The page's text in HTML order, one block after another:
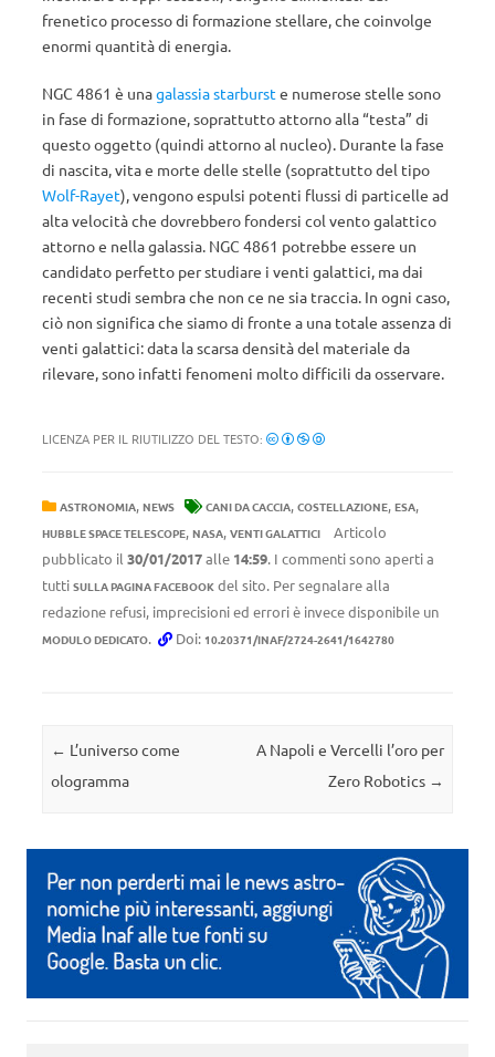
frenetico processo di formazione stellare, che coinvolge
enormi quantità di energia.
NGC 4861 è unagalassia starburst e numerose stelle sono
in fase di formazione, soprattutto attorno alla “testa” di
questo oggetto (quindi attorno al nucleo). Durante la fase
di nascita, vita e morte delle stelle (soprattutto del tipo
Wolf-Rayet), vengono espulsi potenti flussi di particelle ad
alta velocità che dovrebbero fondersi col vento galattico
attorno e nella galassia. NGC 4861 potrebbe essere un
candidato perfetto per studiare i venti galattici, ma dai
recenti studi sembra che non ce ne sia traccia. In ogni caso,
ciò non significa che siamo di fronte a una totale assenza di
venti galattici: data la scarsa densità del materiale da
rilevare, sono infatti fenomeni molto difficili da osservare.
LICENZA PER IL RIUTILIZZO DEL TESTO:
ASTRONOMIA, NEWS CANI DA CACCIA, COSTELLAZIONE, ESA,
HUBBLE SPACE TELESCOPE, NASA, VENTI GALATTICI
Articolo
pubblicato il 30/01/2017alle 14:59. I commenti sono aperti a
tutti SULLA PAGINA FACEBOOK del sito. Per segnalare alla
redazione refusi, imprecisioni ed errori è invece disponibile un
MODULO DEDICATO. Doi: 10.20371/INAF/2724-2641/1642780
Navigazione articolo
← L’universo come
ologramma
A Napoli e Vercelli l’oro per
Zero Robotics →